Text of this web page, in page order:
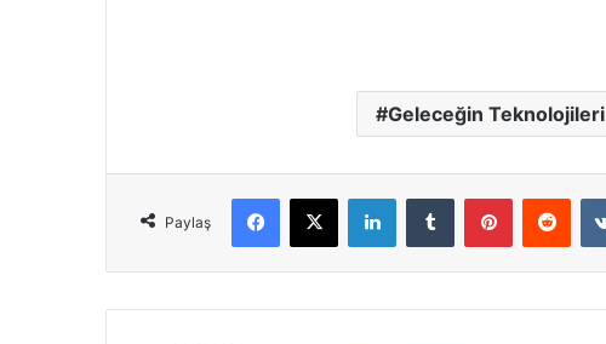
Geleceğin Teknolojileri
Paylaş